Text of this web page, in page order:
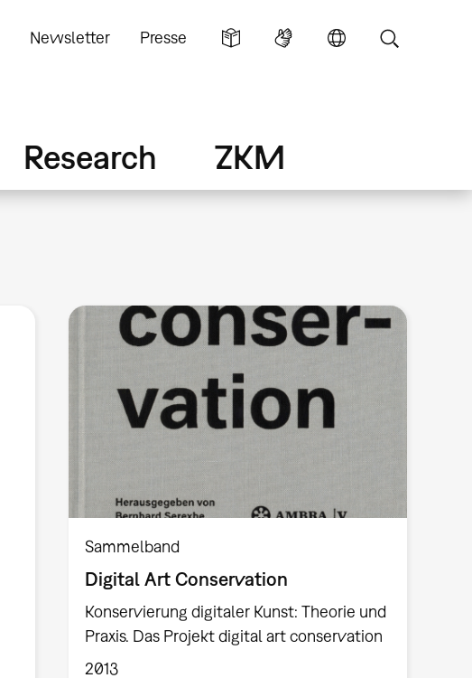
Newsletter Presse
Research ZKM
Sammelband
Digital Art Conservation
Konservierung digitaler Kunst: Theorie und
Praxis. Das Projekt digital art conservation
2013